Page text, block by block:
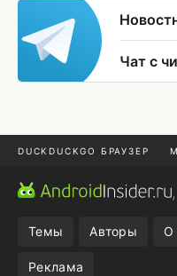
Чат с
DUCKDUCKGO БРАУЗЕР
ПРИЛОЖЕНИЯ ANDROID
Темы Авторы О
Реклама